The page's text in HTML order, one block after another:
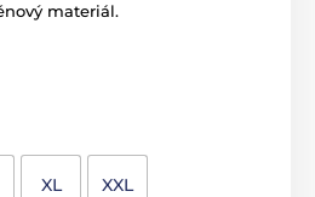
materiál.
XL XXL